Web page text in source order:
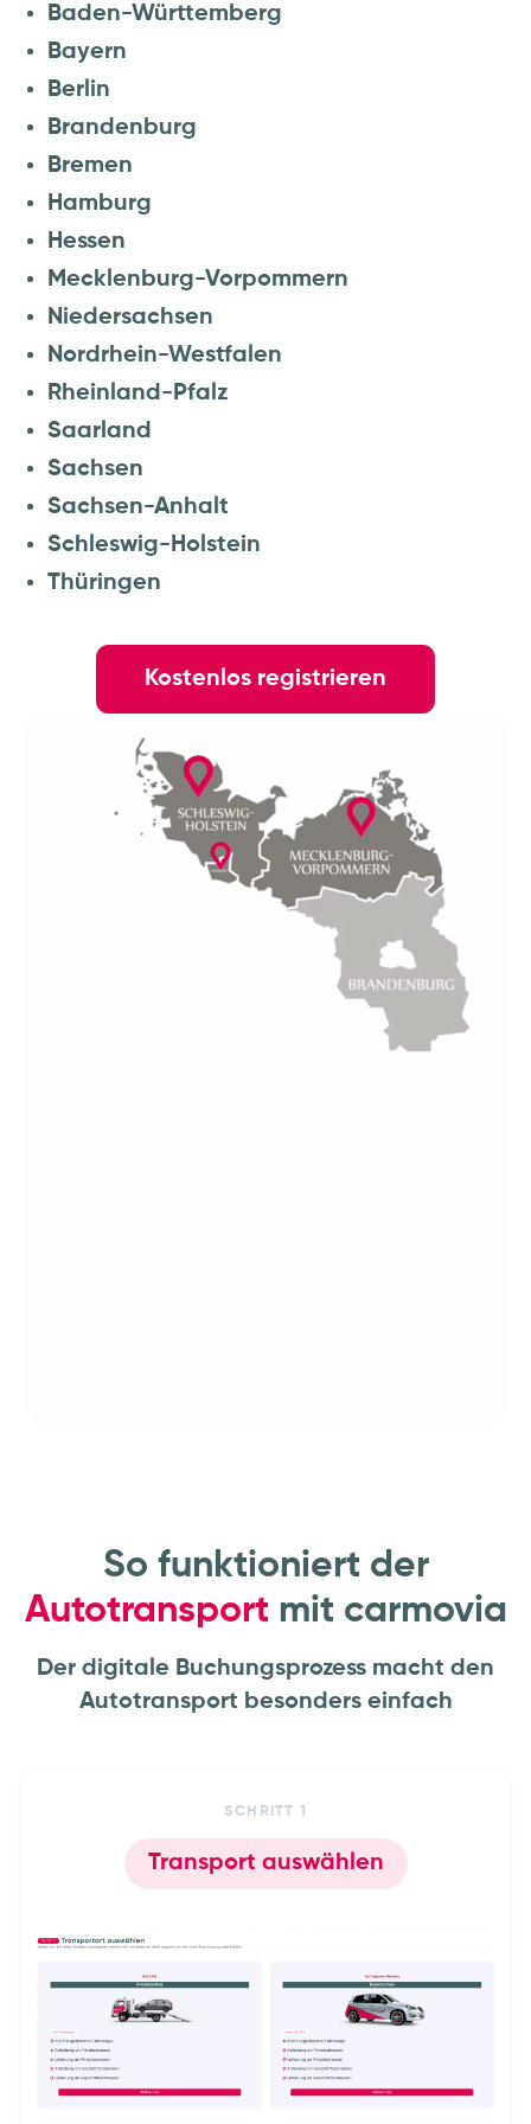
Baden-Württemberg
Bayern
Berlin
Brandenburg
Bremen
Hamburg
Hessen
Mecklenburg-Vorpommern
Niedersachsen
Nordrhein-Westfalen
Rheinland-Pfalz
Saarland
Sachsen
Sachsen-Anhalt
Schleswig-Holstein
Thüringen
Kostenlos registrieren
So funktioniert der
Autotransport mit carmovia
Der digitale Buchungsprozess macht den
Autotransport besonders einfach
SCHRITT 1
Transport auswählen